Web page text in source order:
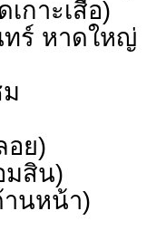
กาะเสือ)
ทร์ หาดใหญ่
อย)
มสิน)
านหน้า)